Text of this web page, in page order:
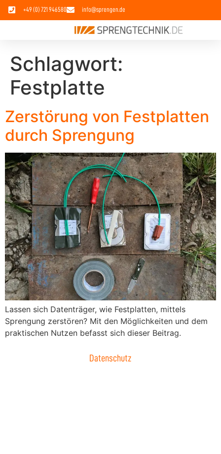
+49 (0) 721 946580 info@sprengen.de
Schlagwort:
Festplatte
Zerstörung von Festplatten
durch Sprengung
Lassen sich Datenträger, wie Festplatten, mittels
Sprengung zerstören? Mit den Möglichkeiten und dem
praktischen Nutzen befasst sich dieser Beitrag.
Datenschutz